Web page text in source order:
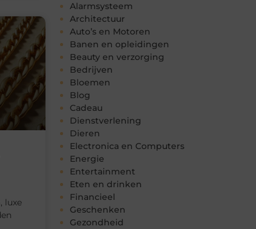
Alarmsysteem
Architectuur
Auto’s en Motoren
Banen en opleidingen
Beauty en verzorging
Bedrijven
Bloemen
Blog
Cadeau
Dienstverlening
Dieren
Electronica en Computers
Energie
Entertainment
Eten en drinken
Financieel
Geschenken
Gezondheid
luxe